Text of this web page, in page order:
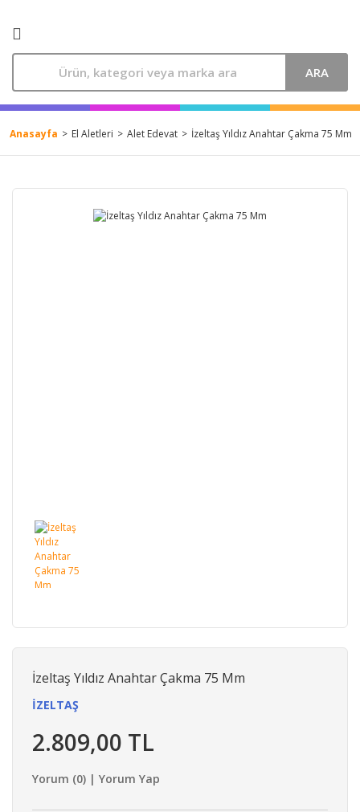
ARA
Anasayfa El Aletleri Alet Edevat İzeltaş Yıldız Anahtar Çakma 75 Mm
İzeltaş Yıldız Anahtar Çakma 75 Mm
İZELTAŞ
2.809,00 TL
Yorum (0) | Yorum Yap